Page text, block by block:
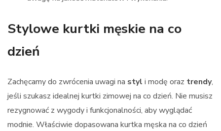
Stylowe kurtki męskie na co
dzień
Zachęcamy do zwrócenia uwagi na styl i modę oraz trendy,
jeśli szukasz idealnej kurtki zimowej na co dzień. Nie musisz
rezygnować z wygody i funkcjonalności, aby wyglądać
modnie. Właściwie dopasowana kurtka męska na co dzień